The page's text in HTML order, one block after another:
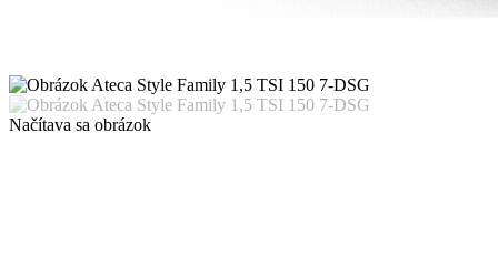
Načítava sa obrázok